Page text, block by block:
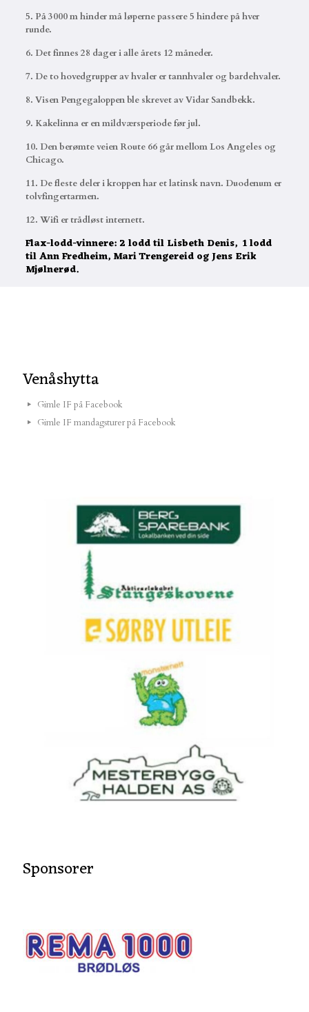
5. På 3000 m hinder må løperne passere 5 hindere på hver
runde.
6. Det finnes 28 dager i alle årets 12 måneder.
7. De to hovedgrupper av hvaler er tannhvaler og bardehvaler.
8. Visen Pengegaloppen ble skrevet av Vidar Sandbekk.
9. Kakelinna er en mildværsperiode før jul.
10. Den berømte veien Route 66 går mellom Los Angeles og
Chicago.
11. De fleste deler i kroppen har et latinsk navn. Duodenum er
tolvfingertarmen.
12. Wifi er trådløst internett.
Flax-lodd-vinnere: 2 lodd til Lisbeth Denis, 1 lodd
til Ann Fredheim, Mari Trengereid og Jens Erik
Mjølnerød.
Venåshytta
Gimle IF på Facebook
Gimle IF mandagsturer på Facebook
Sponsorer